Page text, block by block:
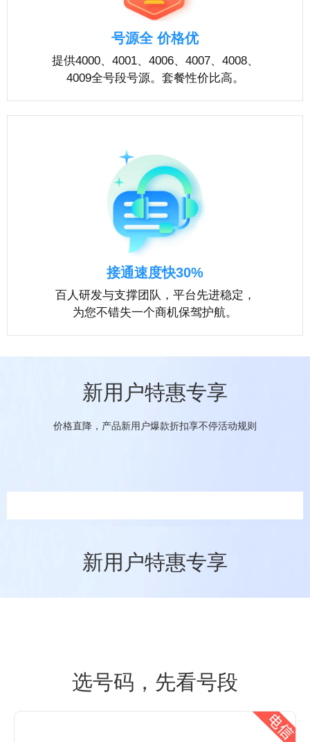
号源全 价格优
提供4000、4001、4006、4007、4008、
4009全号段号源。套餐性价比高。
接通速度快30%
百人研发与支撑团队，平台先进稳定，
为您不错失一个商机保驾护航。
新用户特惠专享
价格直降，产品新用户爆款折扣享不停活动规则
新用户特惠专享
选号码，先看号段